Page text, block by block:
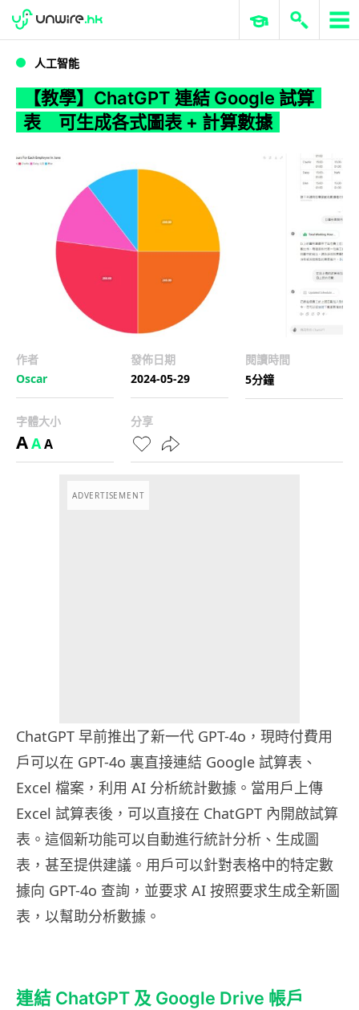
WWDC 2026 ERP 與商業 AI
人工智能
【教學】ChatGPT 連結 Google 試算
表 可生成各式圖表 + 計算數據
作者
Oscar
發佈日期
2024-05-29
閱讀時間
5分鐘
字體大小
AAA
分享
ADVERTISEMENT
ChatGPT 早前推出了新一代 GPT-4o，現時付費用
戶可以在 GPT-4o 裏直接連結 Google 試算表、
Excel 檔案，利用 AI 分析統計數據。當用戶上傳
Excel 試算表後，可以直接在 ChatGPT 內開啟試算
表。這個新功能可以自動進行統計分析、生成圖
表，甚至提供建議。用戶可以針對表格中的特定數
據向 GPT-4o 查詢，並要求 AI 按照要求生成全新圖
表，以幫助分析數據。
連結 ChatGPT 及 Google Drive 帳戶